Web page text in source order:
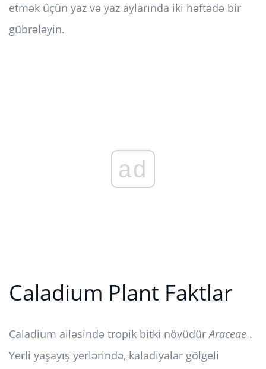
etmək üçün yaz və yaz aylarında iki həftədə bir
gübrələyin.
ad
Caladium Plant Faktlar
Caladium ailəsində tropik bitki növüdürAraceae .
Yerli yaşayış yerlərində, kaladiyalar gölgeli